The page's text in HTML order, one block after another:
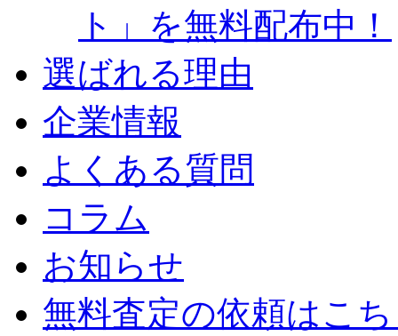
ト」を無料配布中！
選ばれる理由
企業情報
よくある質問
コラム
お知らせ
無料査定の依頼はこ